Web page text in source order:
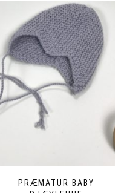
PRÆMATUR BABY